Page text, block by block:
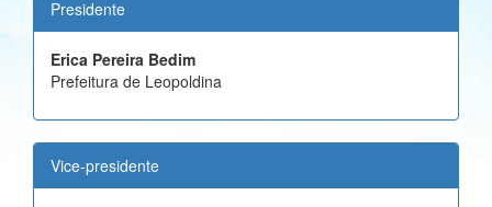
Presidente
Erica Pereira Bedim
Prefeitura de Leopoldina
Vice-presidente